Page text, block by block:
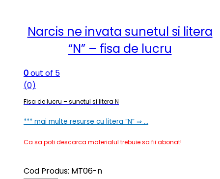
Narcis ne invata sunetul si litera
“N” – fisa de lucru
0out of 5
(0)
Fisa de lucru – sunetul si litera N
*** mai multe resurse cu litera “N” ⇒ …
Ca sa poti descarca materialul trebuie sa fii abonat!
Cod Produs: MT06-n